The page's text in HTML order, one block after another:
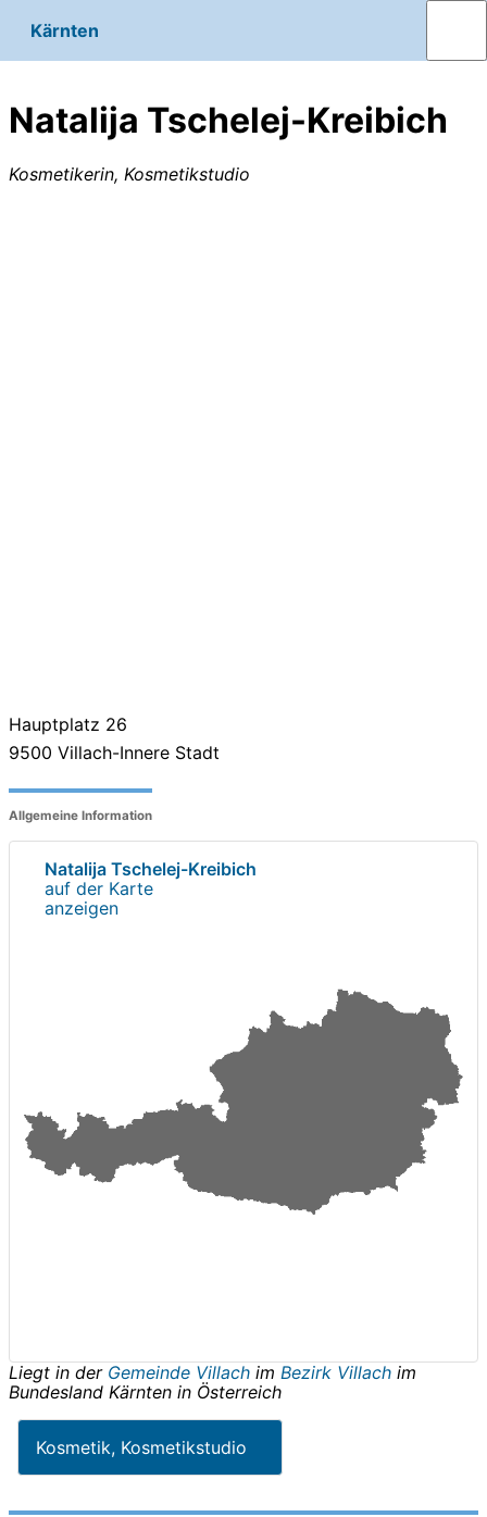
Kärnten
Natalija Tschelej-Kreibich
Kosmetikerin, Kosmetikstudio
Hauptplatz 26
9500 Villach-Innere Stadt
Allgemeine Information
Natalija Tschelej-Kreibich
auf der Karte
anzeigen
Liegt in der Gemeinde Villach im Bezirk Villach im
Bundesland Kärnten in Österreich
Kosmetik, Kosmetikstudio